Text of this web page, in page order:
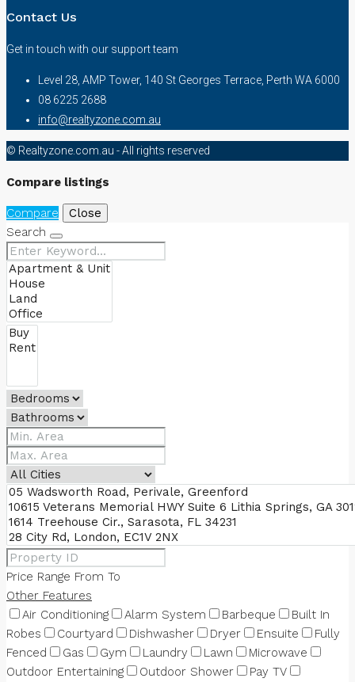
Contact Us
Get in touch with our support team
Level 28, AMP Tower, 140 St Georges Terrace, Perth WA 6000
08 6225 2688
info@realtyzone.com.au
© Realtyzone.com.au - All rights reserved
Compare listings
Compare
Close
Search
Price Range From To
Other Features
Air Conditioning
Alarm System Barbeque
Built In
Robes
Courtyard Dishwasher Dryer Ensuite
Fully
Fenced
Gas Gym Laundry Lawn
Microwave
Outdoor Entertaining
Outdoor Shower
Pay TV